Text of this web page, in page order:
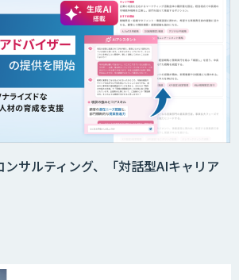
ンサルティング、「対話型AIキャリア